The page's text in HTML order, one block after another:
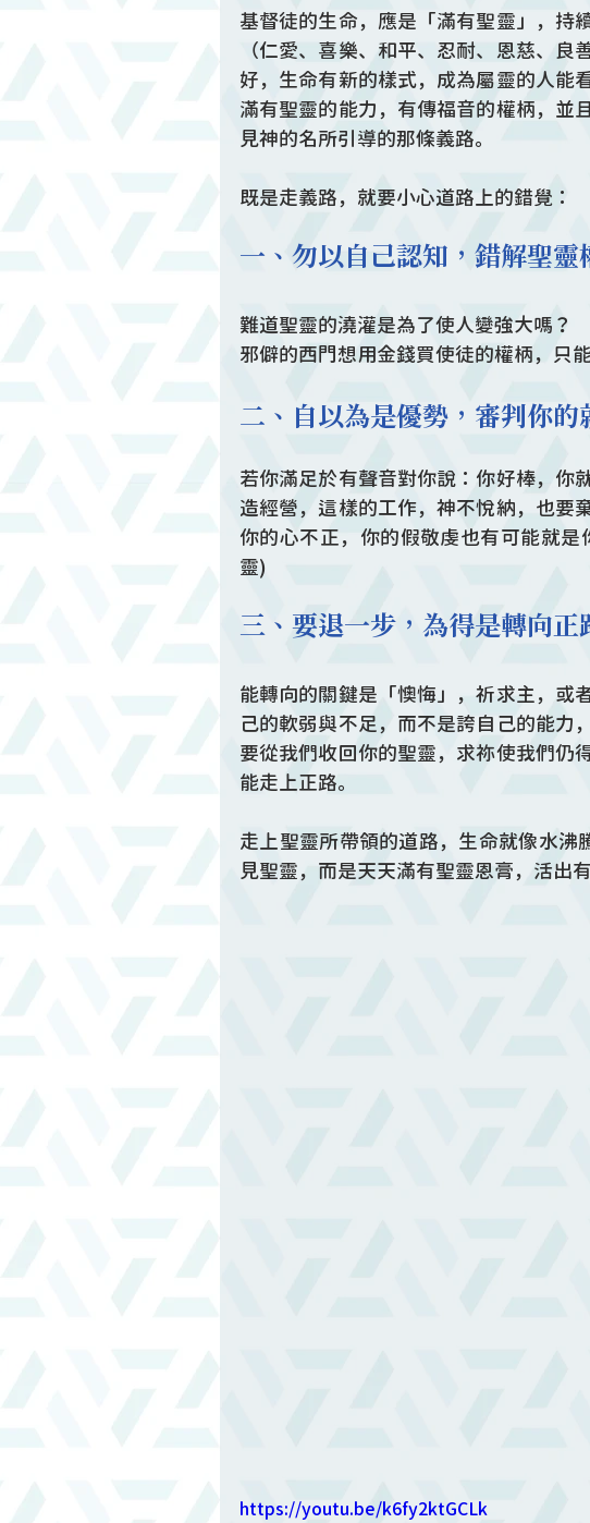
基督徒的生命，應是「滿有聖靈」，持
（仁愛、喜樂、和平、忍耐、恩慈、
好，生命有新的樣式，成為屬靈的人能
滿有聖靈的能力，有傳福音的權柄，並
見神的名所引導的那條義路。
既是走義路，就要小心道路上的錯覺：
一、勿以自己認知，錯解聖靈
難道聖靈的澆灌是為了使人變強大嗎？
邪僻的西門想用金錢買使徒的權柄，只
二、自以為是優勢，審判你的
若你滿足於有聲音對你說：你好棒，你
造經營，這樣的工作，神不悅納，也要
你的心不正，你的假敬虔也有可能就
靈)
三、要退一步，為得是轉向正
能轉向的關鍵是「懊悔」，祈求主，或
己的軟弱與不足，而不是誇自己的能力
要從我們收回你的聖靈，求祢使我們仍
能走上正路。
走上聖靈所帶領的道路，生命就像水
見聖靈，而是天天滿有聖靈恩膏，活出
https://youtu.be/k6fy2ktGCLk